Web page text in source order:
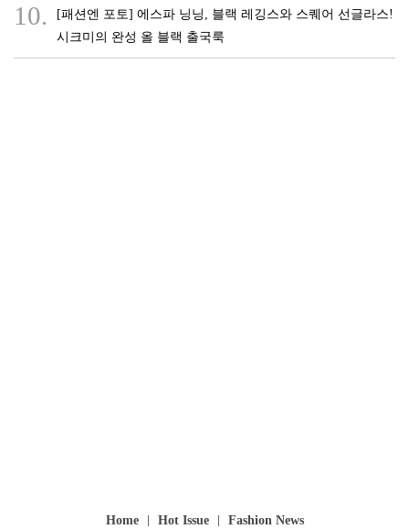
10.
[패션엔 포토] 에스파 닝닝, 블랙 레깅스와 스퀘어 선글라스!
시크미의 완성 올 블랙 출국룩
Home Hot Issue Fashion News